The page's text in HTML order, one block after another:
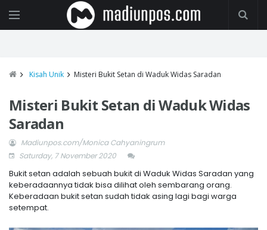
Kisah Unik Misteri Bukit Setan di Waduk Widas Saradan
Misteri Bukit Setan di Waduk Widas
Saradan
Madiunpos.com/Monica Cahyaningrum
Saturday, 7 November 2020
Bukit setan adalah sebuah bukit di Waduk Widas Saradan yang
keberadaannya tidak bisa dilihat oleh sembarang orang.
Keberadaan bukit setan sudah tidak asing lagi bagi warga
setempat.